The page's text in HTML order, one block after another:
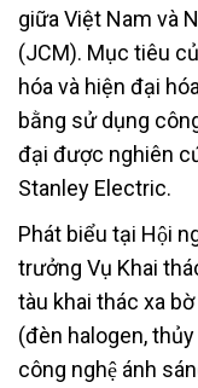
giữa Việt Nam và
(JCM). Mục tiêu
hóa và hiện đại
bằng sử dụng
đại được nghiên
Stanley Electric.
Phát biểu tại Hội
trưởng Vụ Khai
tàu khai thác xa
(đèn halogen,
công nghệ ánh